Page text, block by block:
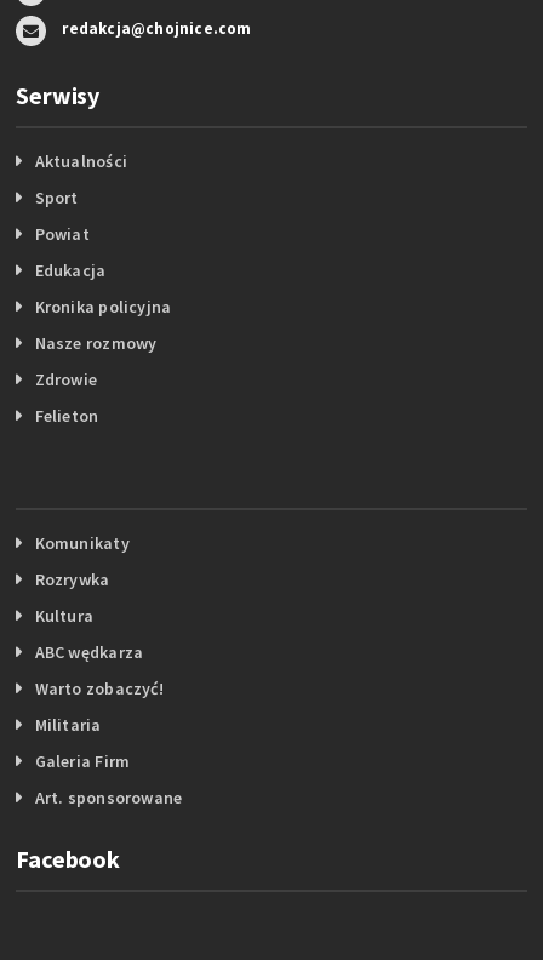
redakcja@chojnice.com
Serwisy
Aktualności
Sport
Powiat
Edukacja
Kronika policyjna
Nasze rozmowy
Zdrowie
Felieton
Komunikaty
Rozrywka
Kultura
ABC wędkarza
Warto zobaczyć!
Militaria
Galeria Firm
Art. sponsorowane
Facebook